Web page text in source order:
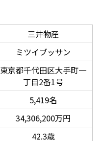
三井物産
ミツイブッサン
東京都千代田区大手町一
丁目2番1号
5,419名
34,306,200万円
42.3歳